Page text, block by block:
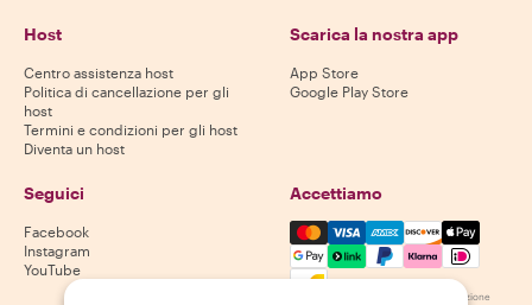
Host
Centro assistenza host
Politica di cancellazione per gli
host
Termini e condizioni per gli host
Diventa un host
Scarica la nostra app
App Store
Google Play Store
Seguici
Facebook
Instagram
YouTube
Accettiamo
Mastercard, Visa, Amex,
La disponibilità varia in base alla destinazione